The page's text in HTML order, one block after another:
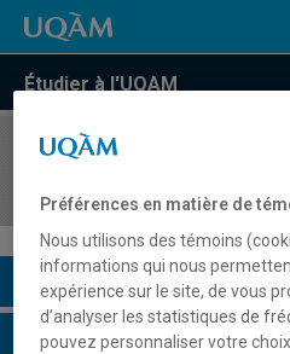
Étudier à l'UQAM
COURS//
Description du cours
Horaire - Été 2026
Préférences en matière de
Nous utilisons des témoins
informations qui nous
expérience sur le site, de vous
d’analyser les statistiques de
pouvez personnaliser votre